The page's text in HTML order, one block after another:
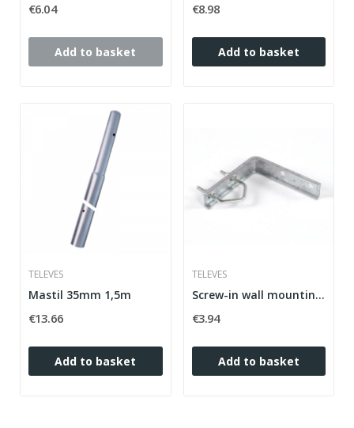
€6.04
Add to basket
€8.98
Add to basket
TELEVES
Mastil 35mm 1,5m
€13.66
Add to basket
TELEVES
Screw-in wall mounting bracket
€3.94
Add to basket